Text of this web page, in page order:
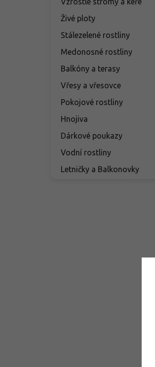
Živé ploty
Stálezelené rostliny
Medonosné rostliny
Balkóny a terasy
Vřesy a vřesovce
Pokojové rostliny
Hnojiva
Dárkové poukazy
Vodní rostliny
Letničky a Balkonovky